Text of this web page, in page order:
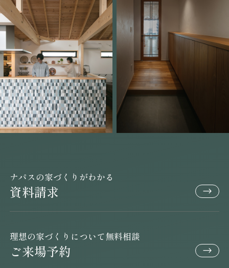
ナパスの家づくりがわかる
資料請求
理想の家づくりについて無料相談
ご来場予約